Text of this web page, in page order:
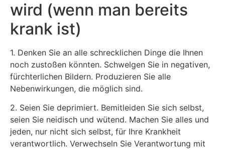
wird (wenn man bereits
krank ist)
1. Denken Sie an alle schrecklichen Dinge die Ihnen
noch zustoßen könnten. Schwelgen Sie in negativen,
fürchterlichen Bildern. Produzieren Sie alle
Nebenwirkungen, die möglich sind.
2. Seien Sie deprimiert. Bemitleiden Sie sich selbst,
seien Sie neidisch und wütend. Machen Sie alles und
jeden, nur nicht sich selbst, für Ihre Krankheit
verantwortlich. Verwechseln Sie Verantwortung mit